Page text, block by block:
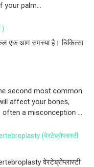
your palm...
)
एक आम समस्या है। चिकित्सा
second most common
affect your bones,
a misconception ...
(वेरटेब्रोप्लास्टी
वेरटेब्रोप्लास्टी